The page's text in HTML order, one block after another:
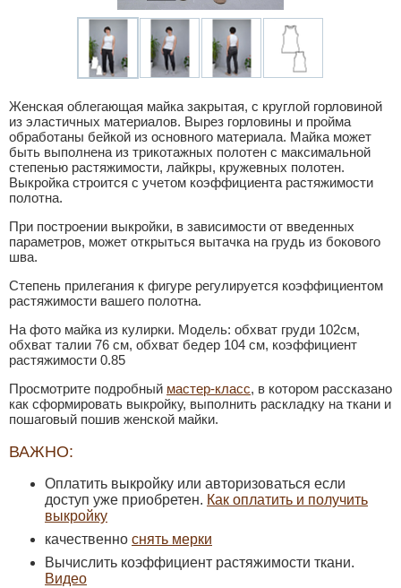
Женская облегающая майка закрытая, с круглой горловиной
из эластичных материалов. Вырез горловины и пройма
обработаны бейкой из основного материала. Майка может
быть выполнена из трикотажных полотен с максимальной
степенью растяжимости, лайкры, кружевных полотен.
Выкройка строится с учетом коэффициента растяжимости
полотна.
При построении выкройки, в зависимости от введенных
параметров, может открыться вытачка на грудь из бокового
шва.
Степень прилегания к фигуре регулируется коэффициентом
растяжимости вашего полотна.
На фото майка из кулирки. Модель: обхват груди 102см,
обхват талии 76 см, обхват бедер 104 см, коэффициент
растяжимости 0.85
Просмотрите подробный мастер-класс, в котором рассказано
как сформировать выкройку, выполнить раскладку на ткани и
пошаговый пошив женской майки.
ВАЖНО:
Оплатить выкройку или авторизоваться если
доступ уже приобретен. Как оплатить и получить
выкройку
качественно снять мерки
Вычислить коэффициент растяжимости ткани.
Видео